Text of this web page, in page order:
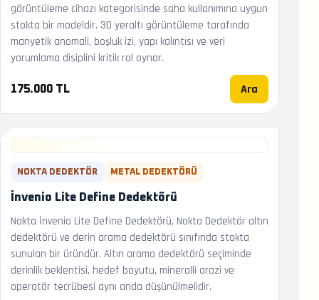
görüntüleme cihazı kategorisinde saha kullanımına uygun
stokta bir modeldir. 3D yeraltı görüntüleme tarafında
manyetik anomali, boşluk izi, yapı kalıntısı ve veri
yorumlama disiplini kritik rol oynar.
175.000 TL Ara
NOKTA DEDEKTÖR METAL DEDEKTÖRÜ
İnvenio Lite Define Dedektörü
Nokta İnvenio Lite Define Dedektörü, Nokta Dedektör altın
dedektörü ve derin arama dedektörü sınıfında stokta
sunulan bir üründür. Altın arama dedektörü seçiminde
derinlik beklentisi, hedef boyutu, mineralli arazi ve
operatör tecrübesi aynı anda düşünülmelidir.